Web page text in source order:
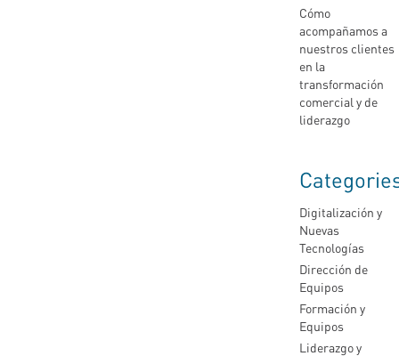
Cómo
acompañamos a
nuestros clientes
en la
transformación
comercial y de
liderazgo
Digitalización y
Nuevas
Tecnologías
Dirección de
Equipos
Formación y
Equipos
Liderazgo y